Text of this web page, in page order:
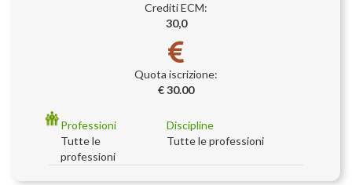
Crediti ECM:
30,0
Quota iscrizione:
€ 30.00
Professioni
Discipline
Tutte le
professioni
Tutte le professioni